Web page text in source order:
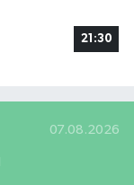
21:30
07.08.2026